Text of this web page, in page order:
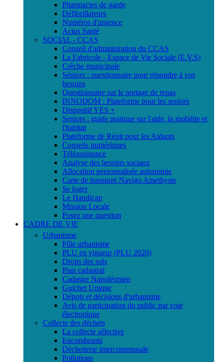
Pharmacies de garde
Défibrillateurs
Numéros d'urgence
Actus Santé
SOCIAL - CCAS
Conseil d'administration du CCAS
La Fabricole - Espace de Vie Sociale (E.V.S)
Crèche municipale
Séniors : questionnaire pour répondre à vos
besoins
Questionnaire sur le portage de repas
INNODOM : Plateforme pour les seniors
Dispositif YES +
Seniors : guide pratique sur l'aide, la mobilite et
l'habitat
Plateforme de Répit pour les Aidants
Conseils numériques
Téléassistance
Analyse des besoins sociaux
Allocation personnalisée autonomie
Carte de transport Navigo Amethyste
Se loger
Le Handicap
Mission Locale
Posez une question
CADRE DE VIE
Urbanisme
Pôle urbanisme
PLU en vigueur (PLU 2020)
Droits des sols
Plan cadastral
Cadastre Napoléonien
Guichet Unique
Dépots et décisions d'urbanisme
Avis de participation du public par voie
électronique
Collecte des déchets
La collecte sélective
Encombrants
Déchetterie intercommunale
Pollutions